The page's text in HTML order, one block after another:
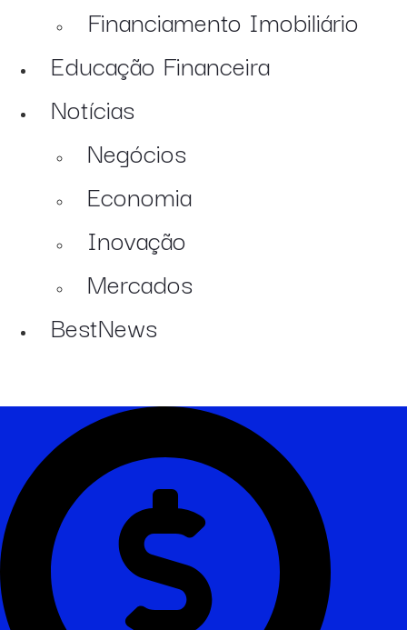
Financiamento Imobiliário
Educação Financeira
Notícias
Negócios
Economia
Inovação
Mercados
BestNews